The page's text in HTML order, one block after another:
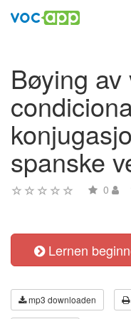
Bøying
spanske
0
Lernen
mp3 downloaden